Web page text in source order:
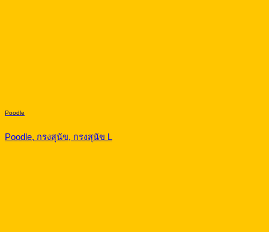
Poodle
Poodle, กรงสุนัข, กรงสุนัข L